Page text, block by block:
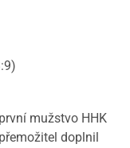
mužstvo HHK
doplnil